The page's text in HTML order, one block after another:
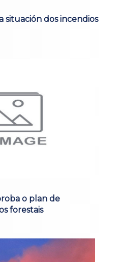
situación dos incendios
o plan de
forestais